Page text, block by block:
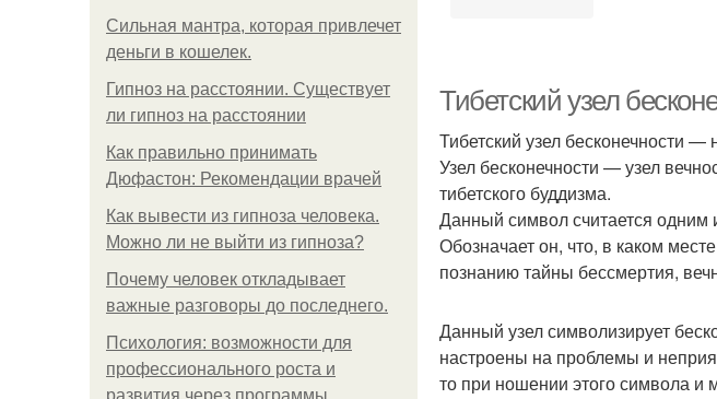
Сильная мантра, которая привлечет
деньги в кошелек.
Гипноз на расстоянии. Существует
ли гипноз на расстоянии
Как правильно принимать
Дюфастон: Рекомендации врачей
Как вывести из гипноза человека.
Можно ли не выйти из гипноза?
Почему человек откладывает
важные разговоры до последнего.
Психология: возможности для
профессионального роста и
развития через программы
Тибетский узел
Тибетский узел бесконечности
Узел бесконечности — узел
тибетского буддизма.
Данный символ считается одним
Обозначает он, что, в каком
познанию тайны бессмертия,
Данный узел символизирует
настроены на проблемы и
то при ношении этого символа и